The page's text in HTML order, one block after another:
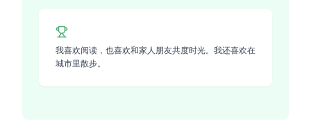
我喜欢阅读，也喜欢和家人朋友共度时光。我还喜欢在
城市里散步。